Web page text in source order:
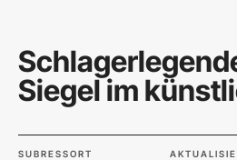
Siegel im
SUBRESSORT